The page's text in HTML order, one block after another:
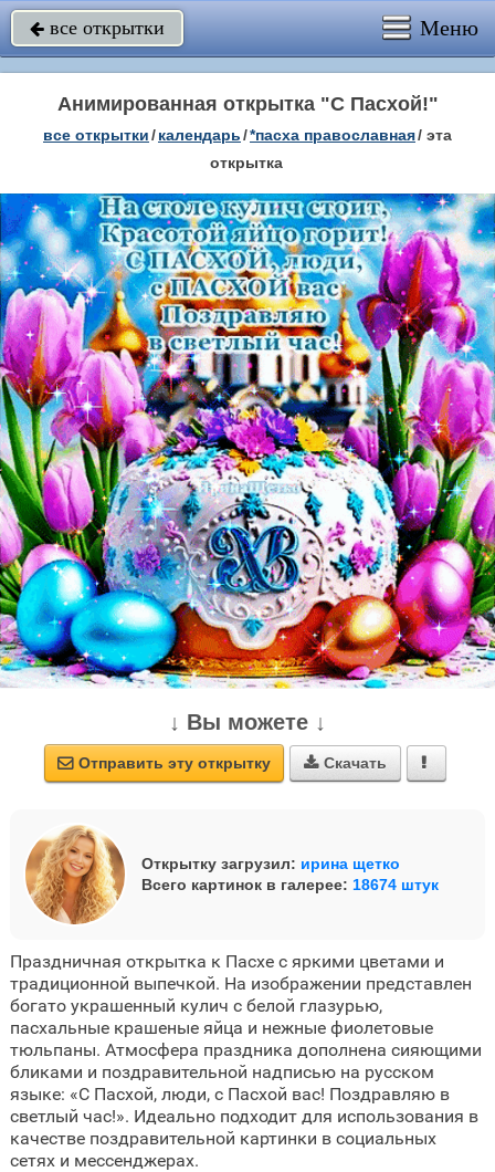
 все открытки Меню
Анимированная открытка "С Пасхой!"
все открытки/календарь/*пасха православная/ эта
открытка
↓ Вы можете ↓
 Отправить эту открытку  Скачать 
Открытку загрузил: ирина щетко
Всего картинок в галерее: 18674 штук
Праздничная открытка к Пасхе с яркими цветами и
традиционной выпечкой. На изображении представлен
богато украшенный кулич с белой глазурью,
пасхальные крашеные яйца и нежные фиолетовые
тюльпаны. Атмосфера праздника дополнена сияющими
бликами и поздравительной надписью на русском
языке: «С Пасхой, люди, с Пасхой вас! Поздравляю в
светлый час!». Идеально подходит для использования в
качестве поздравительной картинки в социальных
сетях и мессенджерах.